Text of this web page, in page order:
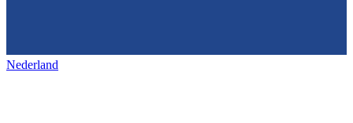
Nederland